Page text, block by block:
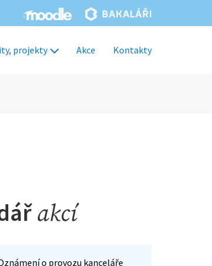
projekty Akce Kontakty
akcí
o provozu kanceláře